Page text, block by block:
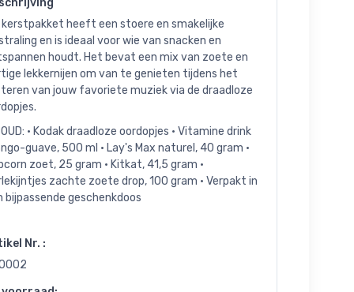
kerstpakket heeft een stoere en smakelijke
en is ideaal voor wie van snacken en
houdt. Het bevat een mix van zoete en
lekkernijen om van te genieten tijdens het
van jouw favoriete muziek via de draadloze
• Kodak draadloze oordopjes • Vitamine drink
guave, 500 ml • Lay's Max naturel, 40 gram •
zoet, 25 gram • Kitkat, 41,5 gram •
zachte zoete drop, 100 gram • Verpakt in
bijpassende geschenkdoos
Nr. :